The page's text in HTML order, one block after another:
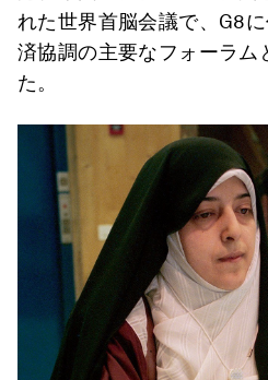
れた世界首脳会議で、G8
済協調の主要なフォーラム
た。